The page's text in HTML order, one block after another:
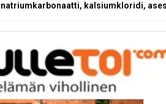
natriumkarbonaatti, kalsiumkloridi,